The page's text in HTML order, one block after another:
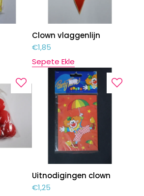
Clown vlaggenlijn
€1,85
Sepete Ekle
Uitnodigingen clown
€1,25